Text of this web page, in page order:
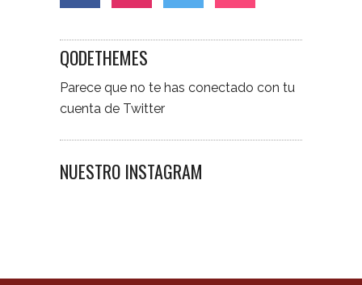
QODETHEMES
Parece que no te has conectado con tu
cuenta de Twitter
NUESTRO INSTAGRAM